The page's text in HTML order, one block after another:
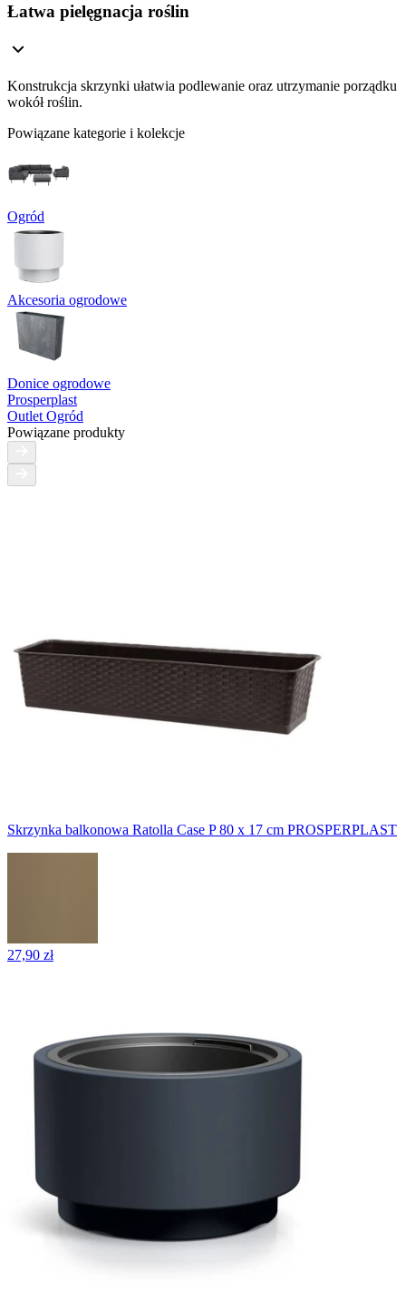
Łatwa pielęgnacja roślin
Konstrukcja skrzynki ułatwia podlewanie oraz utrzymanie porządku
wokół roślin.
Powiązane kategorie i kolekcje
Ogród
Akcesoria ogrodowe
Donice ogrodowe
Prosperplast
Outlet Ogród
Powiązane produkty
Skrzynka balkonowa Ratolla Case P 80 x 17 cm PROSPERPLAST
27,90 zł